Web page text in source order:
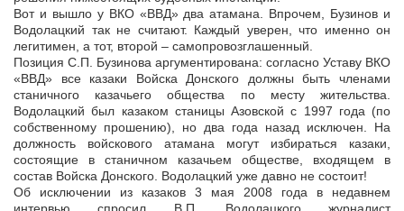
Вот и вышло у ВКО «ВВД» два атамана. Впрочем, Бузинов и
Водолацкий так не считают. Каждый уверен, что именно он
легитимен, а тот, второй – самопровозглашенный.
Позиция С.П. Бузинова аргументирована: согласно Уставу ВКО
«ВВД» все казаки Войска Донского должны быть членами
станичного казачьего общества по месту жительства.
Водолацкий был казаком станицы Азовской с 1997 года (по
собственному прошению), но два года назад исключен. На
должность войскового атамана могут избираться казаки,
состоящие в станичном казачьем обществе, входящем в
состав Войска Донского. Водолацкий уже давно не состоит!
Об исключении из казаков 3 мая 2008 года в недавнем